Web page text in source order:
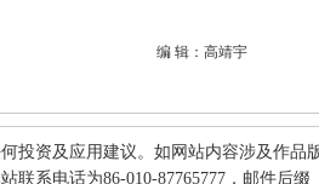
编 辑：高靖宇
投资及应用建议。如网站内容涉及作品
联系电话为86-010-87765777，邮件后缀